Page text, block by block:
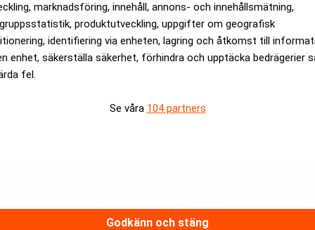
marknadsföring, innehåll, annons- och innehållsmätning,
produktutveckling, uppgifter om geografisk
identifiering via enheten, lagring och åtkomst till
enhet, säkerställa säkerhet, förhindra och upptäcka bedrägerier
fel.
Se våra 104 partners
Godkänn och stäng